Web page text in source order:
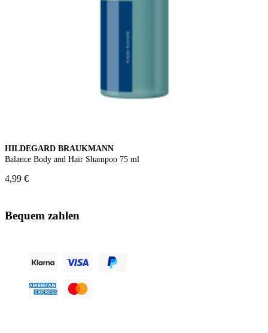
HILDEGARD BRAUKMANN
Balance Body and Hair Shampoo 75 ml
4,99 €
Bequem zahlen